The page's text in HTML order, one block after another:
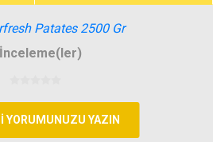
Patates 2500 Gr
YORUMUNUZU YAZIN